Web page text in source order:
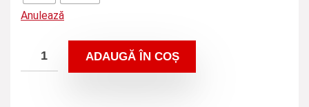
Anulează
ADAUGĂ ÎN COȘ